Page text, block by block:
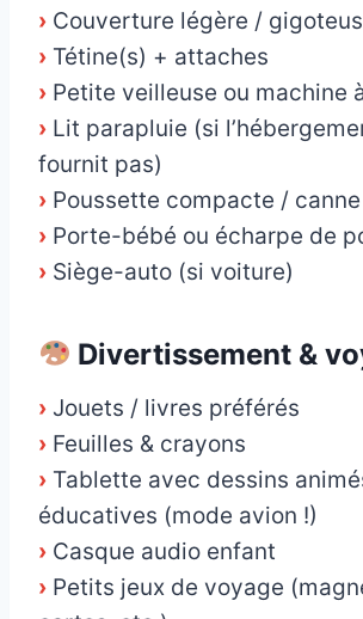
› Couverture légère /
› Tétine(s) + attaches
› Petite veilleuse ou machine
› Lit parapluie (si
fournit pas)
› Poussette compacte / canne
› Porte-bébé ou écharpe de
› Siège-auto (si voiture)
Divertissement &
› Jouets / livres préférés
› Feuilles & crayons
› Tablette avec dessins
éducatives (mode avion !)
› Casque audio enfant
› Petits jeux de voyage